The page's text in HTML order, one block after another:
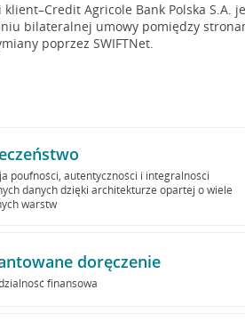
Agricole Bank Polska S.A.
bilateralnej umowy pomiędzy
poprzez SWIFTNet.
poufności, autentyczności i integralności
danych dzięki architekturze opartej o wiele
warstw
doręczenie
finansowa